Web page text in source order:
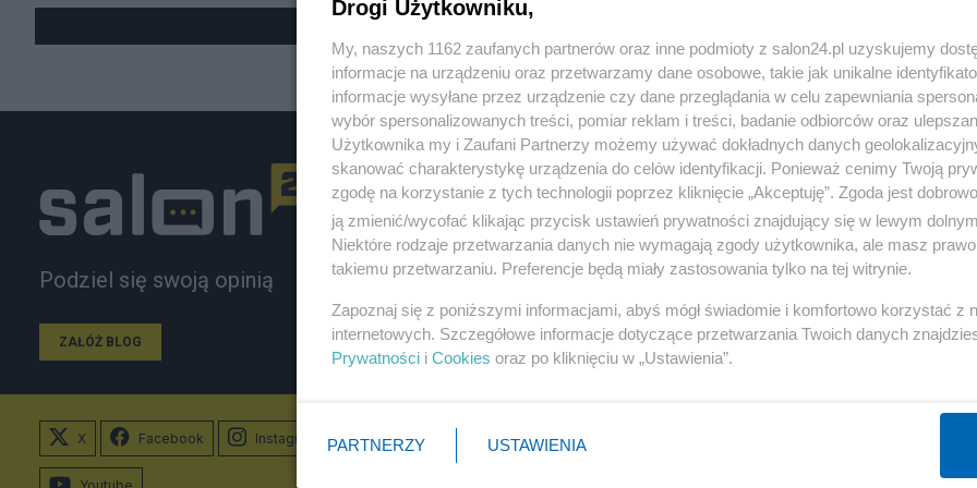
Podziel się swoją opinią
ZAŁÓŻ BLOG
Polityka
PiS
Rząd
NATO
KO
Gospodarka
Biznes
Pieniądze
Centralny Port Komunikacyjny
Inwestycje
Podatki
X Facebook Instagram
Youtube
Drogi Użytkowniku,
My, naszych 1162 zaufanych partnerów oraz inne podmioty z salon24.pl uzyskujemy
informacje na urządzeniu oraz przetwarzamy dane osobowe, takie jak unikalne
informacje wysyłane przez urządzenie czy dane przeglądania w celu zapewniania
wybór spersonalizowanych treści, pomiar reklam i treści, badanie odbiorców oraz
Użytkownika my i Zaufani Partnerzy możemy używać dokładnych danych
skanować charakterystykę urządzenia do celów identyfikacji. Ponieważ cenimy Twoją
zgodę na korzystanie z tych technologii poprzez kliknięcie „Akceptuję”. Zgoda jest
ją zmienić/wycofać klikając przycisk ustawień prywatności znajdujący się w lewym
Niektóre rodzaje przetwarzania danych nie wymagają zgody użytkownika, ale masz
takiemu przetwarzaniu. Preferencje będą miały zastosowania tylko na tej witrynie.
Zapoznaj się z poniższymi informacjami, abyś mógł świadomie i komfortowo korzystać z
internetowych. Szczegółowe informacje dotyczące przetwarzania Twoich danych
Prywatności i Cookies oraz po kliknięciu w „Ustawienia”.
PARTNERZY USTAWIENIA